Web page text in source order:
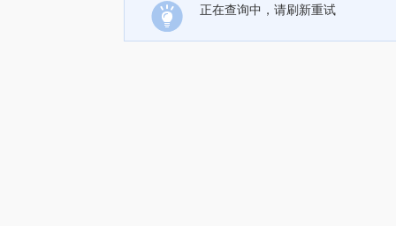
正在查询中，请刷新重试